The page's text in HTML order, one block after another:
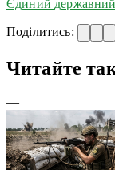
Єдиний державний
Поділитись:
Читайте
—